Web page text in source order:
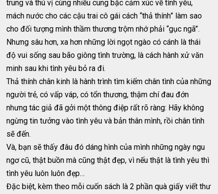
trung và thú vị cùng nhiều cung bậc cảm xúc về tình yêu,
mách nước cho các cậu trai cô gái cách “thả thính” làm sao
cho đối tượng mình thầm thương trộm nhớ phải “gục ngã”.
Nhưng sâu hơn, xa hơn những lời ngọt ngào có cánh là thái
độ vui sống sau bão giông tình trường, là cách hành xử văn
minh sau khi tình yêu bỏ ra đi.
Thả thính chân kinh là hành trình tìm kiếm chân tình của những
người trẻ, có vấp váp, có tổn thương, thậm chí đau đớn
nhưng tác giả đã gởi một thông điệp rất rõ ràng: Hãy không
ngừng tin tưởng vào tình yêu và bản thân mình, rồi chân tình
sẽ đến.
Và, bạn sẽ thấy đâu đó dáng hình của mình những ngày ngu
ngơ cũ, thật buồn mà cũng thật đẹp, vì nếu thật là tình yêu thì
tình yêu luôn luôn đẹp…
Đặc biệt, kèm theo mỗi cuốn sách là 2 phần quà giấy viết thư